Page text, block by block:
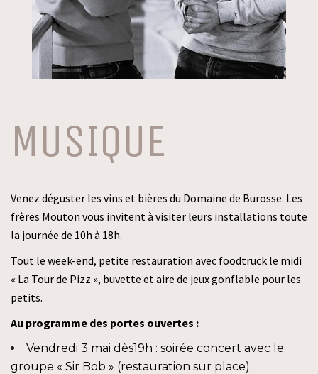
MUSIQUE
Venez déguster les vins et bières du Domaine de Burosse. Les
frères Mouton vous invitent à visiter leurs installations toute
la journée de 10h à 18h.
Tout le week-end, petite restauration avec foodtruck le midi
« La Tour de Pizz », buvette et aire de jeux gonflable pour les
petits.
Au programme des portes ouvertes :
Vendredi 3 mai dès19h : soirée concert avec le
groupe « Sir Bob » (restauration sur place).